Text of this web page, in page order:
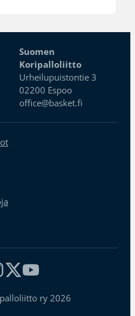
Suomen
Koripalloliitto
Urheilupuistontie 3
02200 Espoo
office@basket.fi
ry 2026